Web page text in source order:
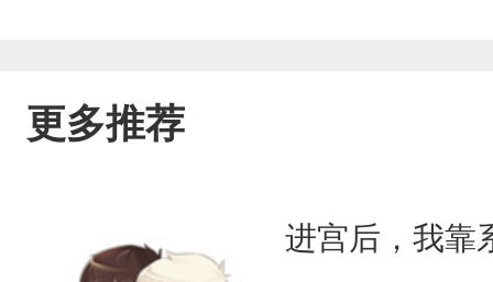
更多推荐
进宫后，我靠